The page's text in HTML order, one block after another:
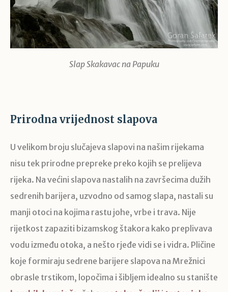
Slap Skakavac na Papuku
Prirodna vrijednost slapova
U velikom broju slučajeva slapovi na našim rijekama
nisu tek prirodne prepreke preko kojih se prelijeva
rijeka. Na većini slapova nastalih na završecima dužih
sedrenih barijera, uzvodno od samog slapa, nastali su
manji otoci na kojima rastu johe, vrbe i trava. Nije
rijetkost zapaziti bizamskog štakora kako preplivava
vodu između otoka, a nešto rjeđe vidi se i vidra. Pličine
koje formiraju sedrene barijere slapova na Mrežnici
obrasle trstikom, lopočima i šibljem idealno su stanište